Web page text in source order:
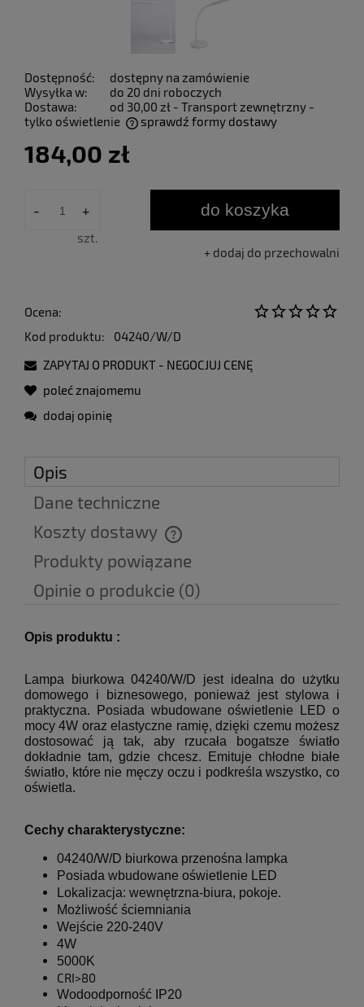
Dostępność:
dostępny na zamówienie
Wysyłka w:
do 20 dni roboczych
Dostawa:
od 30,00 zł - Transport zewnętrzny -
tylko oświetlenie
sprawdź formy dostawy
184,00 zł
- +
szt.
do koszyka
dodaj do przechowalni
Ocena:
Kod produktu:
04240/W/D
ZAPYTAJ O PRODUKT - NEGOCJUJ CENĘ
poleć znajomemu
dodaj opinię
Opis
Dane techniczne
Koszty dostawy
Cena nie zawiera ewentualnych kosztów płatności
Produkty powiązane
Opinie o produkcie (0)
Opis produktu :
Lampa biurkowa 04240/W/D jest idealna do użytku
domowego i biznesowego, ponieważ jest stylowa i
praktyczna.
Posiada wbudowane oświetlenie LED o
mocy 4W oraz elastyczne ramię, dzięki czemu możesz
dostosować ją tak, aby rzucała bogatsze światło
dokładnie tam, gdzie chcesz.
Emituje chłodne białe
światło, które nie męczy oczu i podkreśla wszystko, co
oświetla.
Cechy charakterystyczne:
04240/W/D biurkowa przenośna lampka
Posiada wbudowane oświetlenie LED
Lokalizacja: wewnętrzna-biura, pokoje.
Możliwość ściemniania
Wejście 220-240V
4W
5000K
CRI>80
Wodoodporność IP20